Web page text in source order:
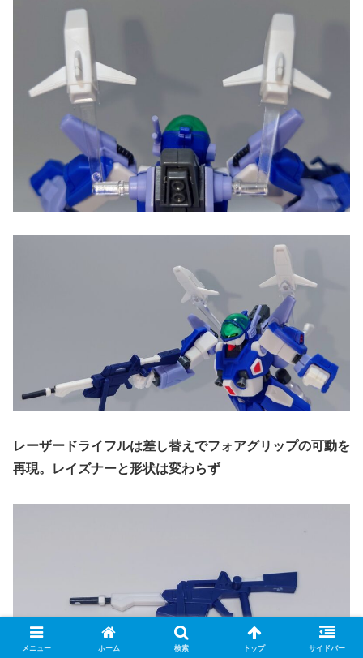
レーザードライフルは差し替えでフォアグリップの可動を
再現。レイズナーと形状は変わらず
メニュー ホーム 検索 トップ サイドバー